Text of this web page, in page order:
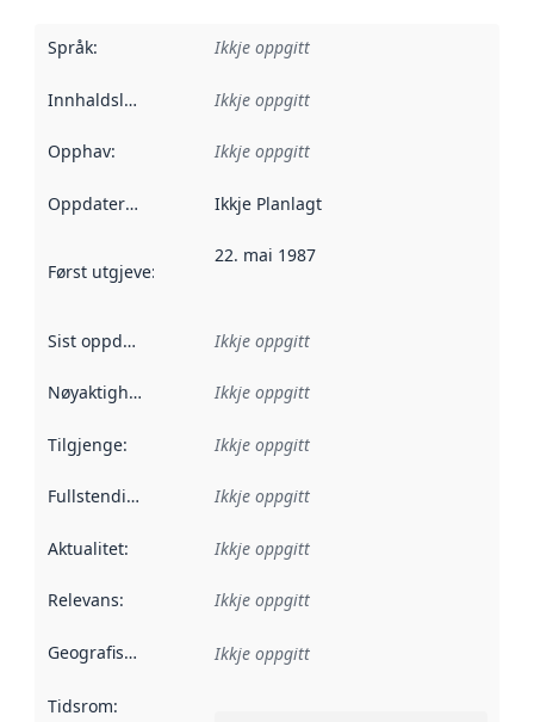
Språk: Ikkje oppgitt
Innhaldsleverandørar :
Ikkje oppgitt
Opphav: Ikkje oppgitt
Oppdateringsfrekvens :
Ikkje Planlagt
Først utgjeve:
22. mai 1987
Sist oppdatert Ikkje oppgitt
Nøyaktigheit Ikkje oppgitt
Tilgjenge: Ikkje oppgitt
Fullstendigheit Ikkje oppgitt
Aktualitet: Ikkje oppgitt
Relevans: Ikkje oppgitt
Geografisk område Ikkje oppgitt
Tidsrom: